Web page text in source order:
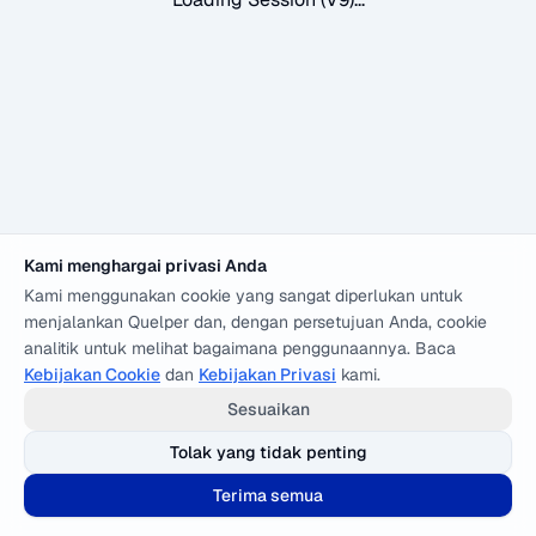
Kami menghargai privasi Anda
Kami menggunakan cookie yang sangat diperlukan untuk
menjalankan Quelper dan, dengan persetujuan Anda, cookie
analitik untuk melihat bagaimana penggunaannya. Baca
Kebijakan Cookie dan Kebijakan Privasi kami.
Sesuaikan
Tolak yang tidak penting
Terima semua